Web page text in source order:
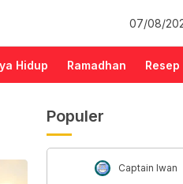
07/08/
Hidup Ramadhan Resep
Populer
Captain Iwan